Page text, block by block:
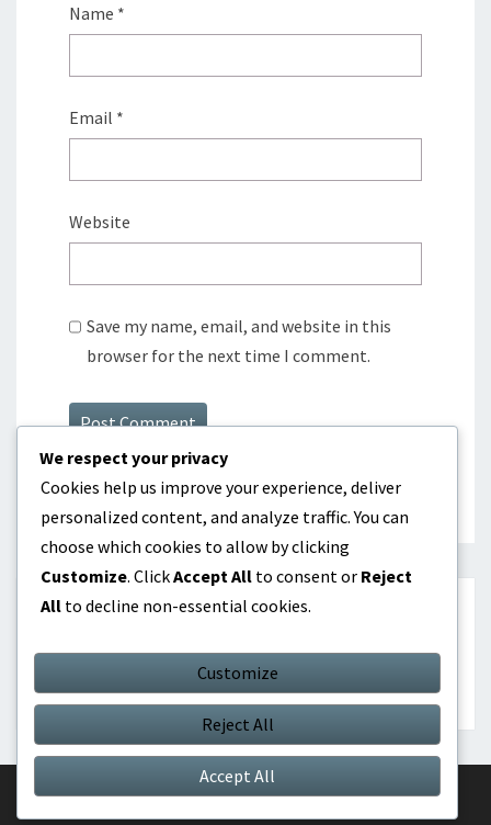
Name *
Email *
Website
Save my name, email, and website in this
browser for the next time I comment.
PRETRAŽI
for:
© 2026|Proudly Powered byWordPress |Theme:Nisarg
We respect your privacy
Cookies help us improve your experience, deliver
personalized content, and analyze traffic. You can
choose which cookies to allow by clicking
Customize. ClickAccept All to consent or Reject
All to decline non-essential cookies.
Customize
Reject All
Accept All